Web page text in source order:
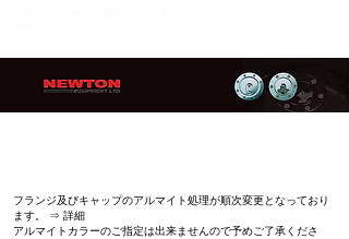
フランジ及びキャップのアルマイト処理が順次変更となっており
ます。 ⇒ 詳細
アルマイトカラーのご指定は出来ませんので予めご了承くださ